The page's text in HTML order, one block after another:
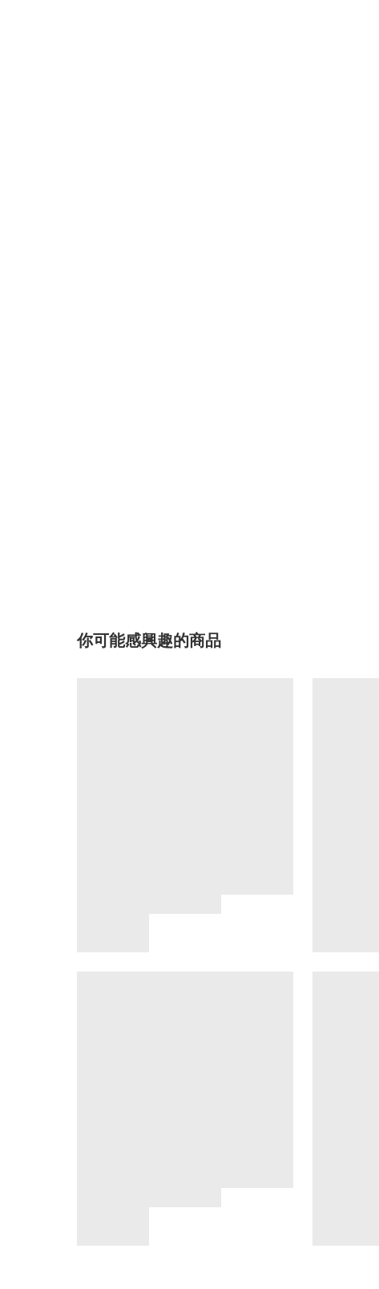
你可能感興趣的商品